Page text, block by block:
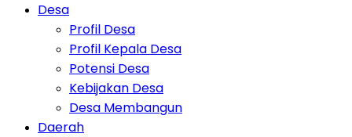
Desa
Profil Desa
Profil Kepala Desa
Potensi Desa
Kebijakan Desa
Desa Membangun
Daerah